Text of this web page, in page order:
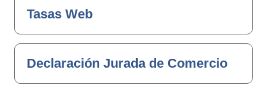
Tasas Web
Declaración Jurada de Comercio